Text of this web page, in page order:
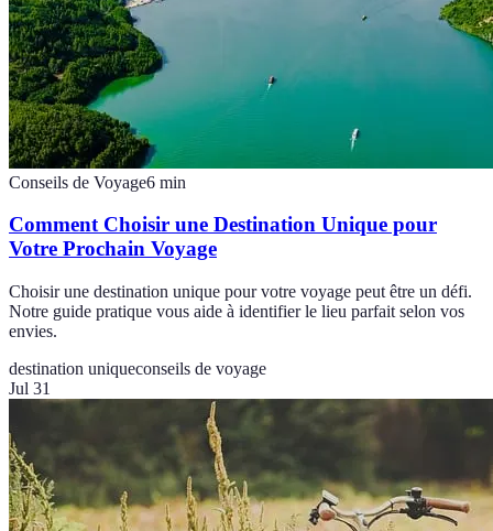
Conseils de Voyage6 min
Comment Choisir une Destination Unique pour
Votre Prochain Voyage
Choisir une destination unique pour votre voyage peut être un défi.
Notre guide pratique vous aide à identifier le lieu parfait selon vos
envies.
destination uniqueconseils de voyage
Jul 31